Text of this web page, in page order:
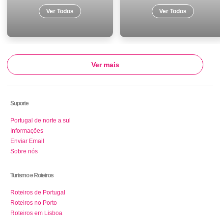
Ver Todos Ver Todos
Ver mais
Suporte
Portugal de norte a sul
Informações
Enviar Email
Sobre nós
Turismo e Roteiros
Roteiros de Portugal
Roteiros no Porto
Roteiros em Lisboa